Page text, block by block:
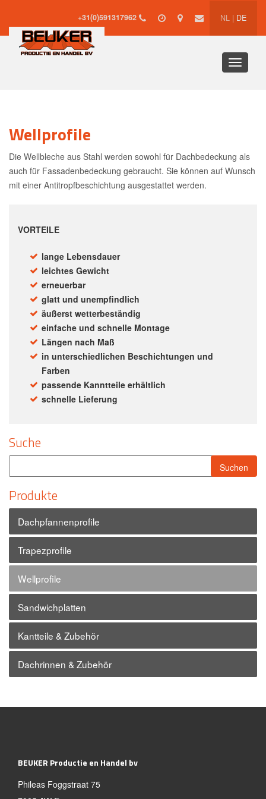
NL | DE
+31(0)591317962
Toggle
Wellprofile
Die Wellbleche aus Stahl werden sowohl für Dachbedeckung als
auch für Fassadenbedeckung gebraucht. Sie können auf Wunsch
mit einer Antitropfbeschichtung ausgestattet werden.
VORTEILE
lange Lebensdauer
leichtes Gewicht
erneuerbar
glatt und unempfindlich
äußerst wetterbeständig
einfache und schnelle Montage
Längen nach Maß
in unterschiedlichen Beschichtungen und
Farben
passende Kanntteile erhältlich
schnelle Lieferung
Suche
Produkte
Dachpfannenprofile
Trapezprofile
Wellprofile
Sandwichplatten
Kantteile & Zubehör
Dachrinnen & Zubehör
BEUKER Productie en Handel bv
Phileas Foggstraat 75